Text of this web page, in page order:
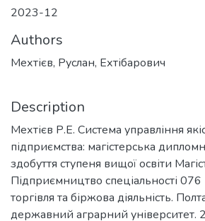
2023-12
Authors
Мехтієв, Руслан, Ехтібарович
Description
Мехтієв Р.Е. Система управління
підприємства: магістерська
здобуття ступеня вищої освіти
Підприємництво спеціальності
торгівля та біржова діяльність.
державний аграрний університет.